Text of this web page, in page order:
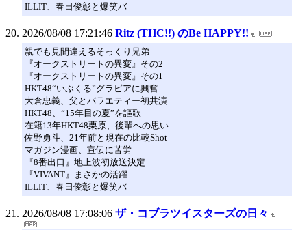
ILLIT、春日俊彰と爆笑バ
2026/08/08 17:21:46 Ritz (THC!!) のBe HAPPY!!
親でも見間違えるそっくり兄弟
『オークストリートの異変』その2
『オークストリートの異変』その1
HKT48“いぶくる”グラビアに興奮
大倉忠義、父とバラエティー初共演
HKT48、“15年目の夏”を謳歌
在籍13年HKT48栗原、後輩への思い
佐野勇斗、21年前と現在の比較Shot
マガジン漫画、宣伝に苦労
『8番出口』地上波初放送決定
『VIVANT』まさかの活躍
ILLIT、春日俊彰と爆笑バ
2026/08/08 17:08:06 ザ・コブラツイスターズの日々